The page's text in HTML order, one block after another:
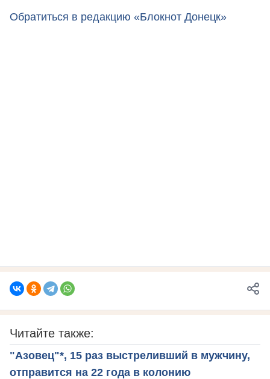
Обратиться в редакцию «Блокнот Донецк»
Читайте также:
"Азовец"*, 15 раз выстреливший в мужчину,
отправится на 22 года в колонию